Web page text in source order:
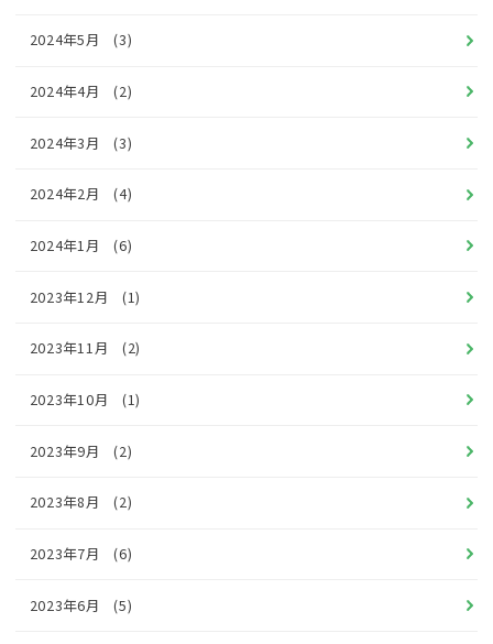
2024年5月 (3)
2024年4月 (2)
2024年3月 (3)
2024年2月 (4)
2024年1月 (6)
2023年12月 (1)
2023年11月 (2)
2023年10月 (1)
2023年9月 (2)
2023年8月 (2)
2023年7月 (6)
2023年6月 (5)